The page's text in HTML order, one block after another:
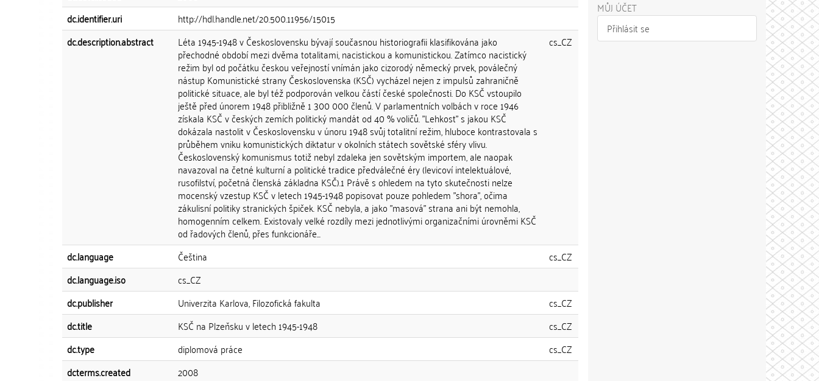
dc.identifier.uri
http://hdl.handle.net/20.500.11956/15015
dc.description.abstract
Léta 1945-1948 v Československu bývají současnou historiografii klasifikována jako
přechodné období mezi dvěma totalitami, nacistickou a komunistickou. Zatímco nacistický
režim byl od počátku českou veřejností vnímán jako cizorodý německý prvek, poválečný
nástup Komunistické strany Československa (KSČ) vycházel nejen z impulsů zahraničně
politické situace, ale byl též podporován velkou částí české společnosti. Do KSČ vstoupilo
ještě před únorem 1948 přibližně 1 300 000 členů. V parlamentních volbách v roce 1946
získala KSČ v českých zemích politický mandát od 40 % voličů. "Lehkost" s jakou KSČ
dokázala nastolit v Československu v únoru 1948 svůj totalitní režim, hluboce kontrastovala s
průběhem vniku komunistických diktatur v okolních státech sovětské sféry vlivu.
Československý komunismus totiž nebyl zdaleka jen sovětským importem, ale naopak
navazoval na četné kulturní a politické tradice předválečné éry (levicoví intelektuálové,
rusofilství, početná členská základna KSČ).1 Právě s ohledem na tyto skutečnosti nelze
mocenský vzestup KSČ v letech 1945-1948 popisovat pouze pohledem "shora", očima
zákulisní politiky stranických špiček. KSČ nebyla, a jako "masová" strana ani být nemohla,
homogenním celkem. Existovaly velké rozdíly mezi jednotlivými organizačními úrovněmi KSČ
od řadových členů, přes funkcionáře...
cs_CZ
dc.language Čeština
cs_CZ
dc.language.iso
cs_CZ
dc.publisher
Univerzita Karlova, Filozofická fakulta
cs_CZ
dc.title
KSČ na Plzeňsku v letech 1945-1948
cs_CZ
dc.type
diplomová práce
cs_CZ
dcterms.created
2008
MŮJ ÚČET
Přihlásit se